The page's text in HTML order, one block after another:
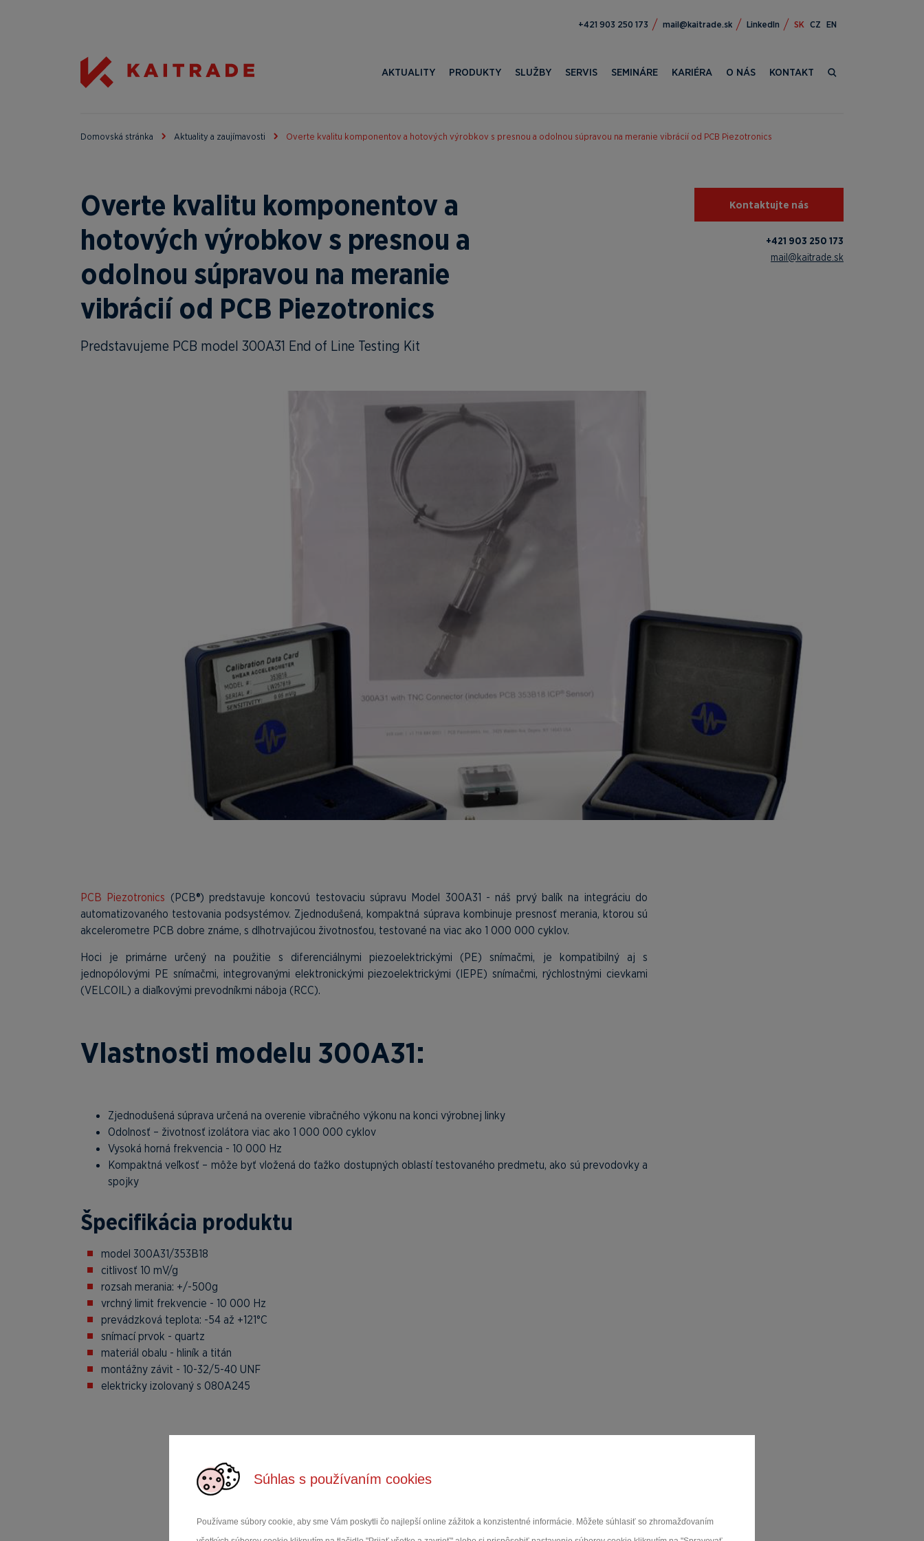
Súhlas s používaním cookies
Používame súbory cookie, aby sme Vám poskytli čo najlepší online zážitok a konzistentné informácie. Môžete súhlasiť so zhromažďovaním
371 052 309 124+ ks.edartiak@liam LinkedIn SK CZ EN
AKTUALITY PRODUKTY SLUŽBY SERVIS SEMINÁRE KARIÉRA O NÁS KONTAKT
Domovská stránka Aktuality a zaujímavosti Overte kvalitu komponentov a hotových výrobkov s presnou a odolnou súpravou na meranie vibrácií od PCB Piezotronics
Overte kvalitu komponentov a
hotových výrobkov s presnou a
odolnou súpravou na meranie
vibrácií od PCB Piezotronics
Predstavujeme PCB model 300A31 End of Line Testing Kit
Kontaktujte nás
+421 903 250 173
mail@kaitrade.sk
PCB Piezotronics (PCB®) predstavuje koncovú testovaciu súpravu Model 300A31 - náš prvý balík na integráciu do
automatizovaného testovania podsystémov. Zjednodušená, kompaktná súprava kombinuje presnosť merania, ktorou sú
akcelerometre PCB dobre známe, s dlhotrvajúcou životnosťou, testované na viac ako 1 000 000 cyklov.
Hoci je primárne určený na použitie s diferenciálnymi piezoelektrickými (PE) snímačmi, je kompatibilný aj s
jednopólovými PE snímačmi, integrovanými elektronickými piezoelektrickými (IEPE) snímačmi, rýchlostnými cievkami
(VELCOIL) a diaľkovými prevodníkmi náboja (RCC).
Vlastnosti modelu 300A31:
Zjednodušená súprava určená na overenie vibračného výkonu na konci výrobnej linky
Odolnosť – životnosť izolátora viac ako 1 000 000 cyklov
Vysoká horná frekvencia - 10 000 Hz
Kompaktná veľkosť – môže byť vložená do ťažko dostupných oblastí testovaného predmetu, ako sú prevodovky a
spojky
Špecifikácia produktu
model 300A31/353B18
citlivosť 10 mV/g
rozsah merania: +/-500g
vrchný limit frekvencie - 10 000 Hz
prevádzková teplota: -54 až +121°C
snímací prvok - quartz
materiál obalu - hliník a titán
montážny závit - 10-32/5-40 UNF
elektricky izolovaný s 080A245